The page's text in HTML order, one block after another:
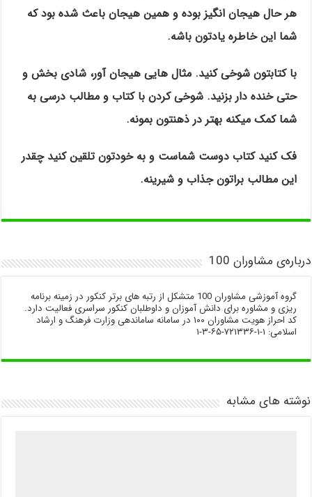
هر حال هیجان انگیز بوده و همین هیجان باعث شده بود که
شما این خاطره یادتون باشه.
با کتابتون شوخی کنید. مثال هایی هیجان آور، شادی بخش و
حتی خنده دار بزنید. شوخی کردن با کتاب و مطالب درسی به
شما کمک میکنه بهتر در ذهنتون بمونه.
فک کنید کتاب دوست شماست و به خودتون تلقین کنید چقدر
این مطالب براتون جذاب و شیرینه.
درباره‌ی مشاوران 100
گروه آموزشی مشاوران 100 متشکل از رتبه های برتر کنکور در زمینه برنامه
ریزی و مشاوره برای دانش آموزان و داوطلبان کنکور سراسری فعالیت دارد.
کد احراز هویت مشاوران ۱۰۰ در سامانه ساماندهی وزارت فرهنگ و ارشاد
اسلامی: ۱-۱-۷۲۱۳۳۶-۶۵-۳-۱
نوشته های مشابه